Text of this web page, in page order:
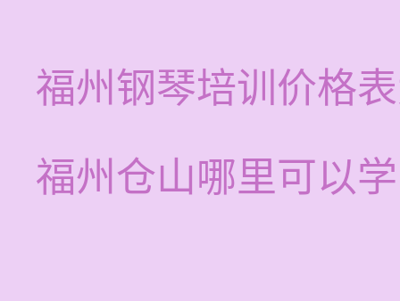
福州钢琴培训价格
福州仓山哪里可以